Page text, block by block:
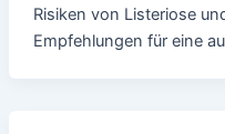
Risiken von Listeriose
Empfehlungen für eine